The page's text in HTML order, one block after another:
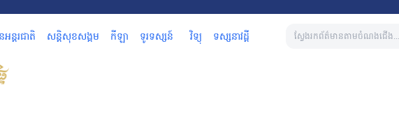
ន្តរជាតិ សន្តិសុខសង្គម កីឡា ទូរទស្សន៍ វិទ្យុ ទស្សនាវដ្តី